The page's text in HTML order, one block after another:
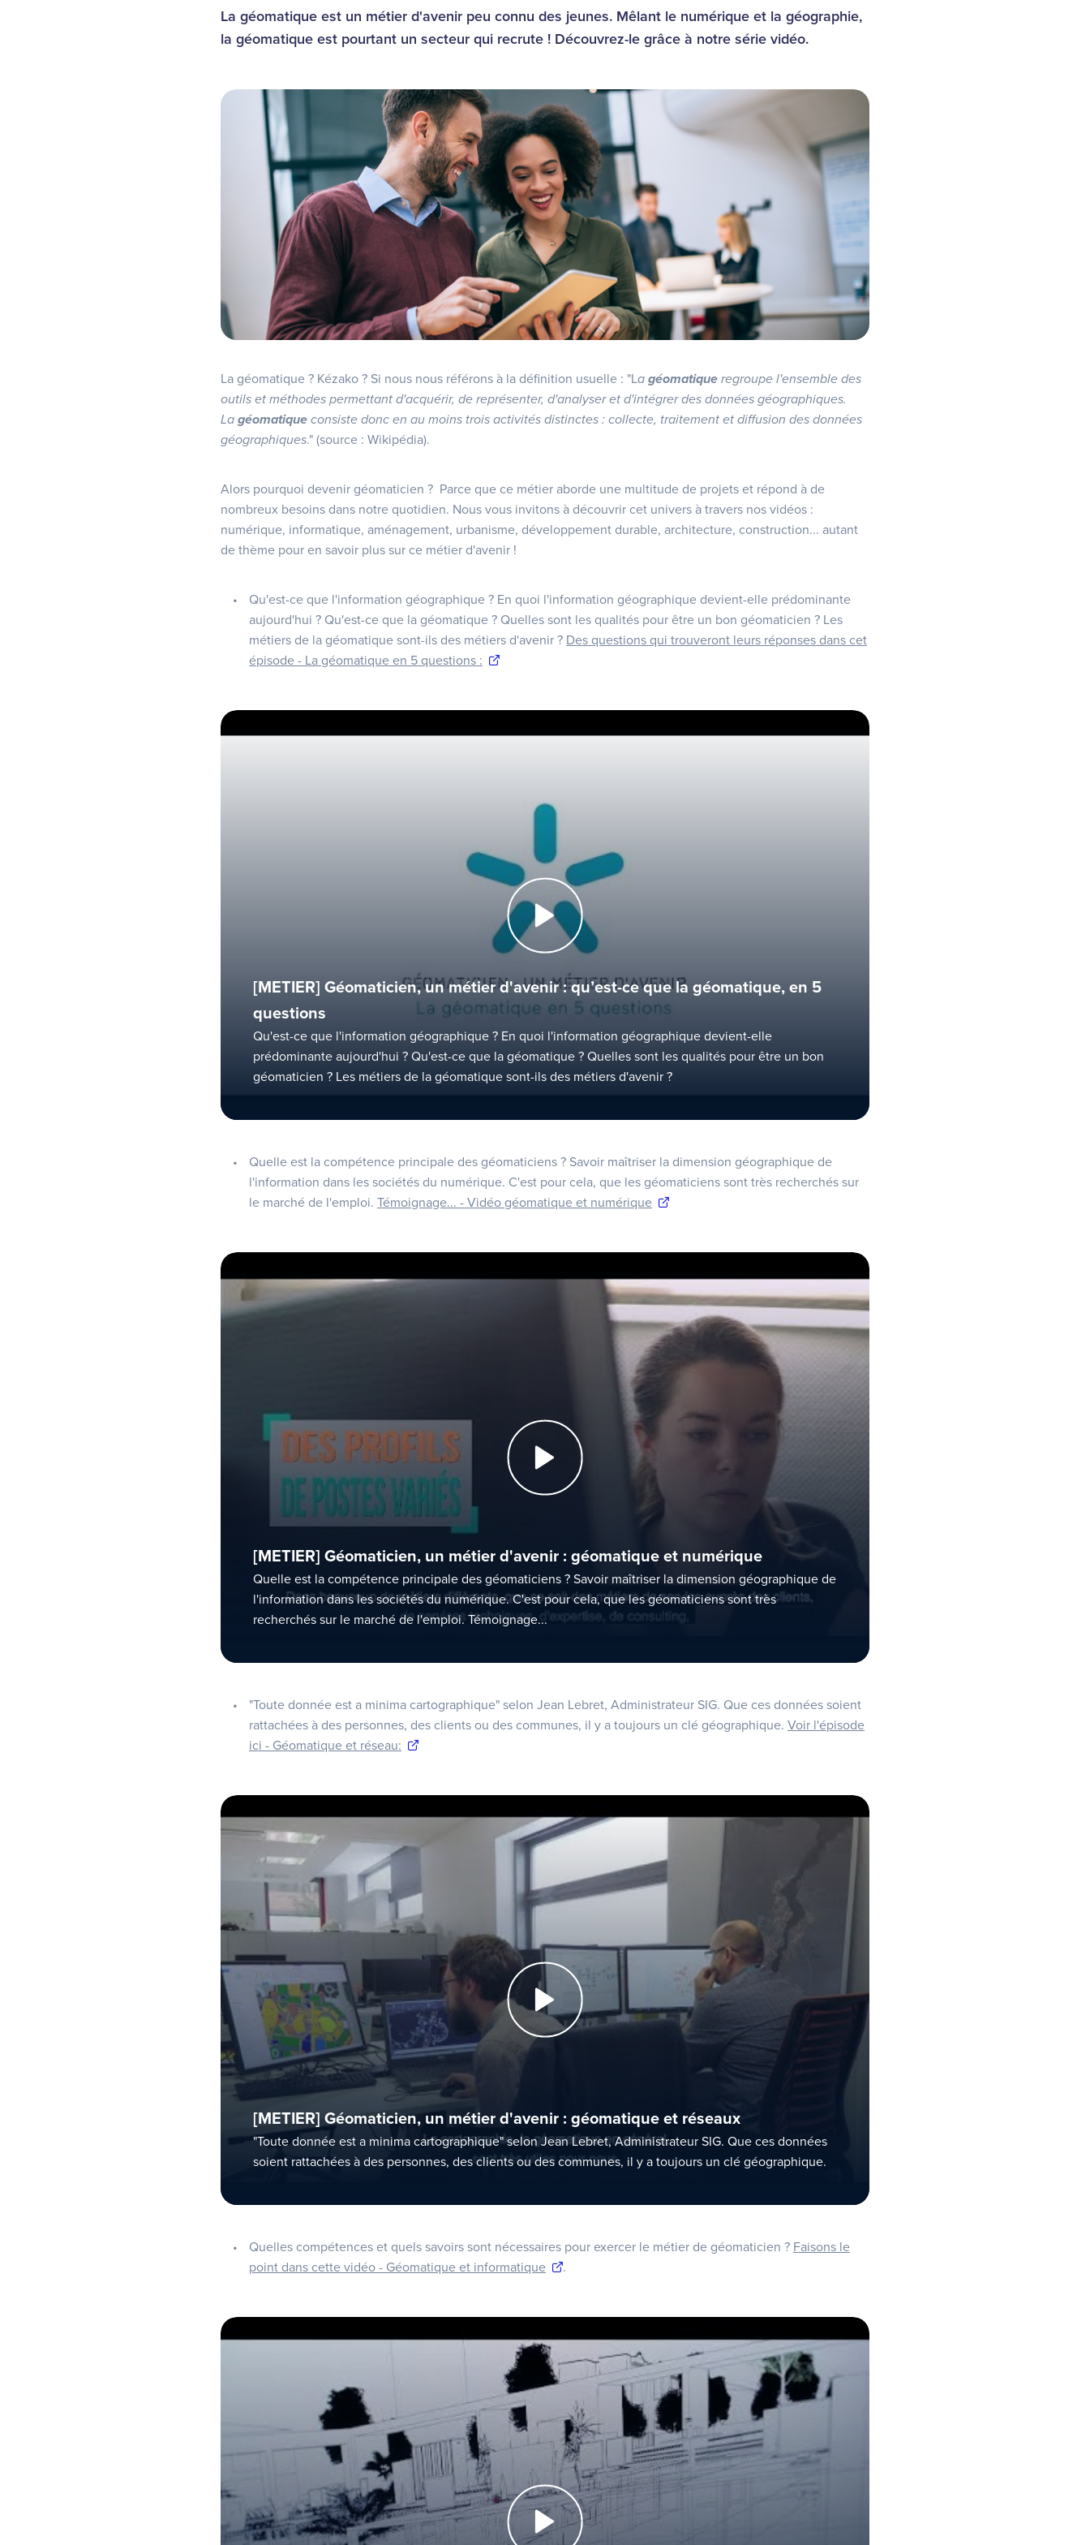
La géomatique est un métier d'avenir peu connu des jeunes. Mêlant le numérique et la géographie,
la géomatique est pourtant un secteur qui recrute ! Découvrez-le grâce à notre série vidéo.
La géomatique ? Kézako ? Si nous nous référons à la définition usuelle : "La géomatique regroupe l'ensemble des
outils et méthodes permettant d'acquérir, de représenter, d'analyser et d'intégrer des données géographiques.
La géomatique consiste donc en au moins trois activités distinctes : collecte, traitement et diffusion des données
géographiques." (source : Wikipédia).
Alors pourquoi devenir géomaticien ? Parce que ce métier aborde une multitude de projets et répond à de
nombreux besoins dans notre quotidien. Nous vous invitons à découvrir cet univers à travers nos vidéos :
numérique, informatique, aménagement, urbanisme, développement durable, architecture, construction... autant
de thème pour en savoir plus sur ce métier d'avenir !
Qu'est-ce que l'information géographique ? En quoi l'information géographique devient-elle prédominante
aujourd'hui ? Qu'est-ce que la géomatique ? Quelles sont les qualités pour être un bon géomaticien ? Les
métiers de la géomatique sont-ils des métiers d'avenir ? Des questions qui trouveront leurs réponses dans cet
épisode - La géomatique en 5 questions :
[METIER] Géomaticien, un métier d'avenir : qu’est-ce que la géomatique, en 5
questions
Qu'est-ce que l'information géographique ? En quoi l'information géographique devient-elle
prédominante aujourd'hui ? Qu'est-ce que la géomatique ? Quelles sont les qualités pour être un bon
géomaticien ? Les métiers de la géomatique sont-ils des métiers d'avenir ?
Quelle est la compétence principale des géomaticiens ? Savoir maîtriser la dimension géographique de
l'information dans les sociétés du numérique. C'est pour cela, que les géomaticiens sont très recherchés sur
le marché de l'emploi. Témoignage... - Vidéo géomatique et numérique
[METIER] Géomaticien, un métier d'avenir : géomatique et numérique
Quelle est la compétence principale des géomaticiens ? Savoir maîtriser la dimension géographique de
l'information dans les sociétés du numérique. C'est pour cela, que les géomaticiens sont très
recherchés sur le marché de l'emploi. Témoignage...
"Toute donnée est a minima cartographique" selon Jean Lebret, Administrateur SIG. Que ces données soient
rattachées à des personnes, des clients ou des communes, il y a toujours un clé géographique. Voir l'épisode
ici - Géomatique et réseau:
[METIER] Géomaticien, un métier d'avenir : géomatique et réseaux
"Toute donnée est a minima cartographique" selon Jean Lebret, Administrateur SIG. Que ces données
soient rattachées à des personnes, des clients ou des communes, il y a toujours un clé géographique.
Quelles compétences et quels savoirs sont nécessaires pour exercer le métier de géomaticien ? Faisons le
point dans cette vidéo - Géomatique et informatique
.